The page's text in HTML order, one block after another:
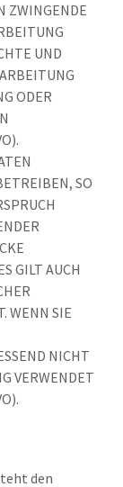
ZWINGENDE
UND
ODER
SO
GILT AUCH
WENN SIE
NICHT
VERWENDET
den